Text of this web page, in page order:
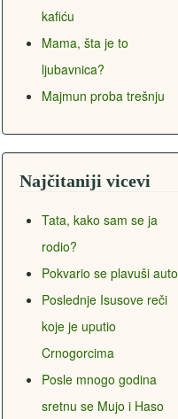
kafiću
Mama, šta je to
ljubavnica?
Majmun proba trešnju
Najčitaniji vicevi
Tata, kako sam se ja
rodio?
Pokvario se plavuši auto
Poslednje Isusove reči
koje je uputio
Crnogorcima
Posle mnogo godina
sretnu se Mujo i Haso